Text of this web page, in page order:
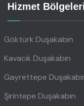
Hizmet
Göktürk Duşakabin
Kavacık Duşakabin
Gayrettepe
Şirintepe Duşakabin